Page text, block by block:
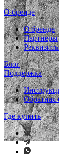
О бренде
О бренде
Партнеры
Блог
Поддержка
Обратная
Где купить